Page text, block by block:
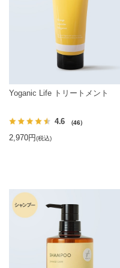
Yoganic Life トリートメント
4.6 （46）
2,970円(税込)